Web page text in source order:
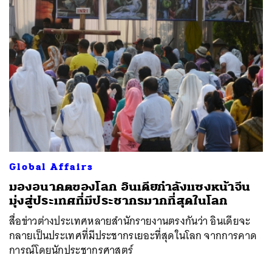
Global Affairs
มองอนาคตของโลก อินเดียกำลังแซงหน้าจีน
มุ่งสู่ประเทศที่มีประชากรมากที่สุดในโลก
สื่อข่าวต่างประเทศหลายสำนักรายงานตรงกันว่า อินเดียจะ
กลายเป็นประเทศที่มีประชากรเยอะที่สุดในโลก จากการคาด
การณ์โดยนักประชากรศาสตร์